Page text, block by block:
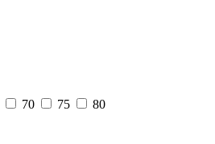
70 75
80